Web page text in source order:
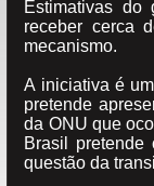
Estimativas do
receber cerca
mecanismo.
A iniciativa é
pretende
da ONU que
Brasil pretende
questão da